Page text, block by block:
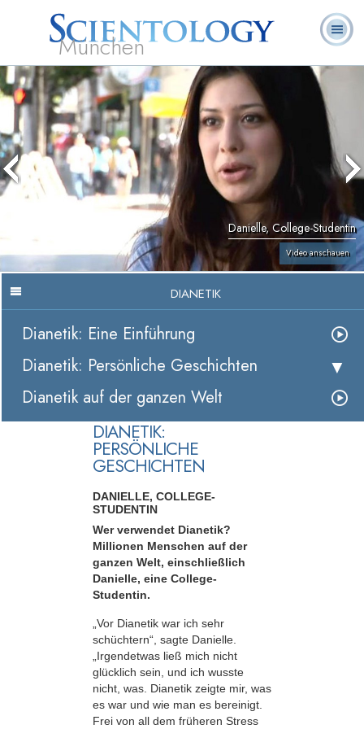
München
L. Ron
Hubbard
Was ist
Scientology?
Ehrenamtliche
Geistliche
Häufig gestellte
Danielle, College-Studentin
Video anschauen
DIANETIK
Dianetik: Eine Einführung
Dianetik: Persönliche Geschichten
Dianetik auf der ganzen Welt
DIANETIK:
PERSÖNLICHE
GESCHICHTEN
DANIELLE, COLLEGE-
STUDENTIN
Wer verwendet Dianetik?
Millionen Menschen auf der
ganzen Welt, einschließlich
Danielle, eine College-
Studentin.
„Vor Dianetik war ich sehr
schüchtern“, sagte Danielle.
„Irgendetwas ließ mich nicht
glücklich sein, und ich wusste
nicht, was. Dianetik zeigte mir, was
es war und wie man es bereinigt.
Frei von all dem früheren Stress